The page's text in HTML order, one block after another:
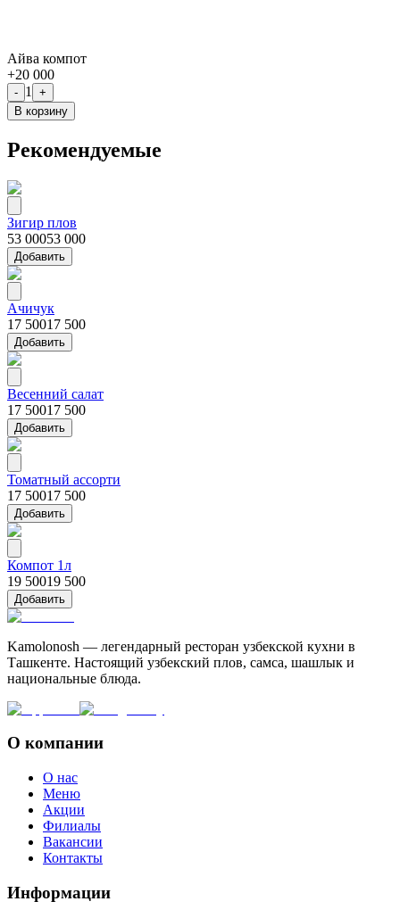
Айва компот
+20 000
- 1
+
В корзину
Рекомендуемые
Зигир плов
53 00053 000
Добавить
Ачичук
17 50017 500
Добавить
Весенний салат
17 50017 500
Добавить
Томатный ассорти
17 50017 500
Добавить
Компот 1л
19 50019 500
Добавить
Kamolonosh — легендарный ресторан узбекской кухни в
Ташкенте. Настоящий узбекский плов, самса, шашлык и
национальные блюда.
О компании
О нас
Меню
Акции
Филиалы
Вакансии
Контакты
Информации